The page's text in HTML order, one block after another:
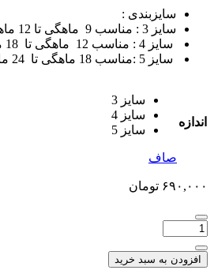
سایزبندی :
سایز 3 : مناسب 9 ماهگی تا 12 ماهگی
سایز 4 : مناسب 12 ماهگی تا 18 ماهگی
سایز 5 :مناسب 18 ماهگی تا 24 ماهگی
اندازه
سایز 3
سایز 4
سایز 5
صاف
۶۹۰,۰۰۰ تومان
افزودن به سبد خرید